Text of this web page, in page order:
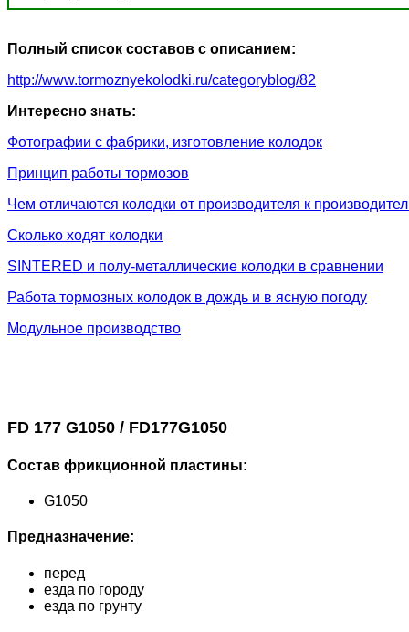
Полный список составов с описанием:
http://www.tormoznyekolodki.ru/categoryblog/82
Интересно знать:
Фотографии с фабрики, изготовление колодок
Принцип работы тормозов
Чем отличаются колодки от производителя к
Сколько ходят колодки
SINTERED и полу-металлические колодки в сравнении
Работа тормозных колодок в дождь и в ясную погоду
Модульное производство
FD 177 G1050 / FD177G1050
Состав фрикционной пластины:
G1050
Предназначение:
перед
езда по городу
езда по грунту